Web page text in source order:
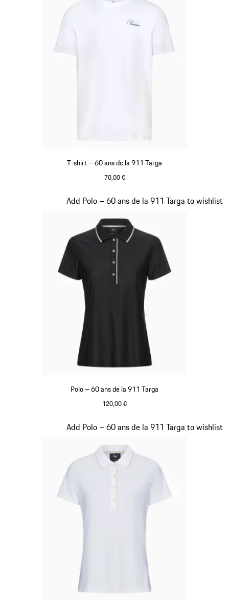
T-shirt – 60 ans de la 911 Targa
70,00 €
Polo – 60 ans de la 911 Targa
120,00 €
Add Polo – 60 ans de la 911 Targa to wishlist
Diapositive 15 sur 20
Add Polo – 60 ans de la 911 Targa to wishlist
Diapositive 16 sur 20